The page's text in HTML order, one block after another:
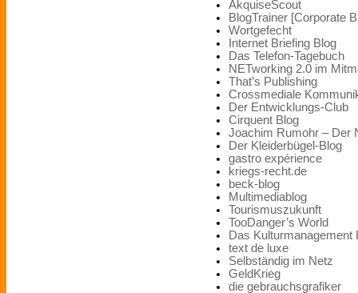
AkquiseScout
BlogTrainer [Corporate
Wortgefecht
Internet Briefing Blog
Das Telefon-Tagebuch
NETworking 2.0 im
That’s Publishing
Crossmediale
Der Entwicklungs-Club
Cirquent Blog
Joachim Rumohr – Der
Der Kleiderbügel-Blog
gastro expérience
kriegs-recht.de
beck-blog
Multimediablog
Tourismuszukunft
TooDanger’s World
Das Kulturmanagement
text de luxe
Selbständig im Netz
GeldKrieg
die gebrauchsgrafiker